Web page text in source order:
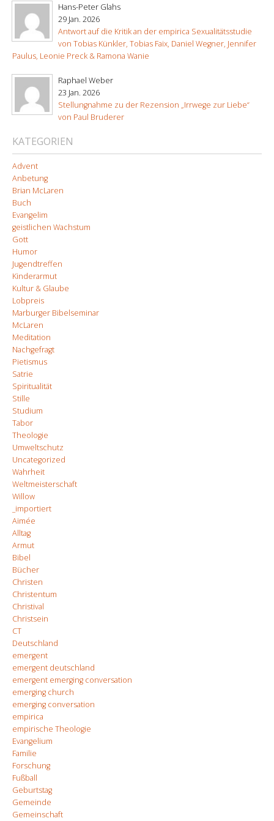
Hans-Peter Glahs
29 Jan. 2026
Antwort auf die Kritik an der empirica Sexualitätsstudie
von Tobias Künkler, Tobias Faix, Daniel Wegner, Jennifer
Paulus, Leonie Preck & Ramona Wanie
Raphael Weber
23 Jan. 2026
Stellungnahme zu der Rezension „Irrwege zur Liebe“
von Paul Bruderer
KATEGORIEN
Advent
Anbetung
Brian McLaren
Buch
Evangelim
geistlichen Wachstum
Gott
Humor
Jugendtreffen
Kinderarmut
Kultur & Glaube
Lobpreis
Marburger Bibelseminar
McLaren
Meditation
Nachgefragt
Pietismus
Satrie
Spiritualität
Stille
Studium
Tabor
Theologie
Umweltschutz
Uncategorized
Wahrheit
Weltmeisterschaft
Willow
_importiert
Aimée
Alltag
Armut
Bibel
Bücher
Christen
Christentum
Christival
Christsein
CT
Deutschland
emergent
emergent deutschland
emergent emerging conversation
emerging church
emerging conversation
empirica
empirische Theologie
Evangelium
Familie
Forschung
Fußball
Geburtstag
Gemeinde
Gemeinschaft